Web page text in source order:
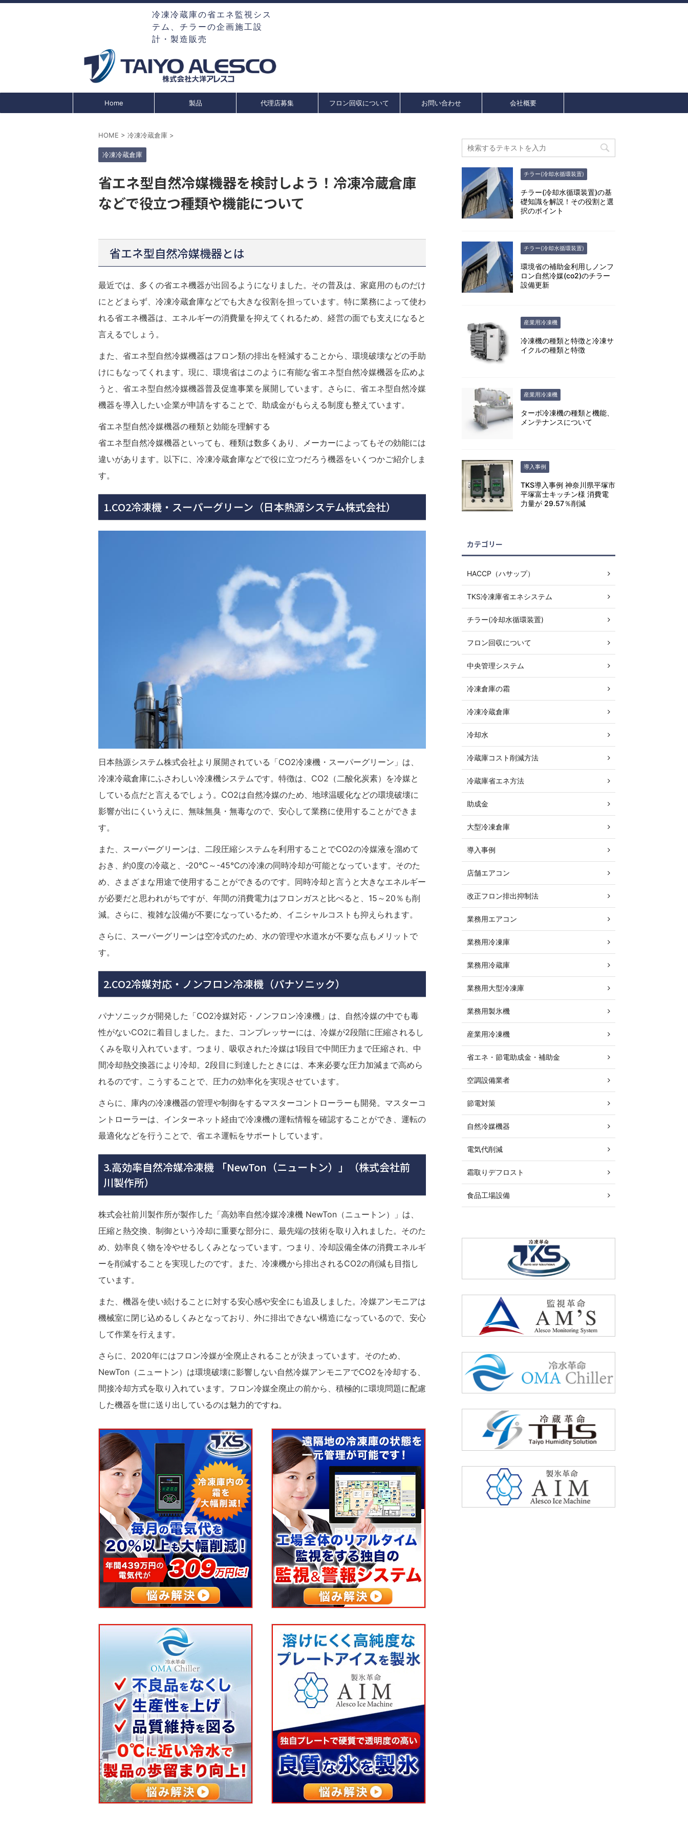
冷凍冷蔵庫の省エネ監視シス
テム、チラーの企画施工設
計・製造販売
Home 製品 代理店募集 フロン回収について お問い合わせ 会社概要
HOME > 冷凍冷蔵倉庫 >
冷凍冷蔵倉庫
省エネ型自然冷媒機器を検討しよう！冷凍冷蔵倉庫
などで役立つ種類や機能について
省エネ型自然冷媒機器とは
最近では、多くの省エネ機器が出回るようになりました。その普及は、家庭用のものだけ
にとどまらず、冷凍冷蔵倉庫などでも大きな役割を担っています。特に業務によって使わ
れる省エネ機器は、エネルギーの消費量を抑えてくれるため、経営の面でも支えになると
言えるでしょう。
また、省エネ型自然冷媒機器はフロン類の排出を軽減することから、環境破壊などの手助
けにもなってくれます。現に、環境省はこのように有能な省エネ型自然冷媒機器を広めよ
うと、省エネ型自然冷媒機器普及促進事業を展開しています。さらに、省エネ型自然冷媒
機器を導入したい企業が申請をすることで、助成金がもらえる制度も整えています。
省エネ型自然冷媒機器の種類と効能を理解する
省エネ型自然冷媒機器といっても、種類は数多くあり、メーカーによってもその効能には
違いがあります。以下に、冷凍冷蔵倉庫などで役に立つだろう機器をいくつかご紹介しま
す。
1.CO2冷凍機・スーパーグリーン（日本熱源システム株式会社）
日本熱源システム株式会社より展開されている「CO2冷凍機・スーパーグリーン」は、
冷凍冷蔵倉庫にふさわしい冷凍機システムです。特徴は、CO2（二酸化炭素）を冷媒と
している点だと言えるでしょう。CO2は自然冷媒のため、地球温暖化などの環境破壊に
影響が出にくいうえに、無味無臭・無毒なので、安心して業務に使用することができま
す。
また、スーパーグリーンは、二段圧縮システムを利用することでCO2の冷媒液を溜めて
おき、約0度の冷蔵と、-20℃～-45℃の冷凍の同時冷却が可能となっています。そのた
め、さまざまな用途で使用することができるのです。同時冷却と言うと大きなエネルギー
が必要だと思われがちですが、年間の消費電力はフロンガスと比べると、15～20％も削
減。さらに、複雑な設備が不要になっているため、イニシャルコストも抑えられます。
さらに、スーパーグリーンは空冷式のため、水の管理や水道水が不要な点もメリットで
す。
2.CO2冷媒対応・ノンフロン冷凍機（パナソニック）
パナソニックが開発した「CO2冷媒対応・ノンフロン冷凍機」は、自然冷媒の中でも毒
性がないCO2に着目しました。また、コンプレッサーには、冷媒が2段階に圧縮されるし
くみを取り入れています。つまり、吸収された冷媒は1段目で中間圧力まで圧縮され、中
間冷却熱交換器により冷却。2段目に到達したときには、本来必要な圧力加減まで高めら
れるのです。こうすることで、圧力の効率化を実現させています。
さらに、庫内の冷凍機器の管理や制御をするマスターコントローラーも開発。マスターコ
ントローラーは、インターネット経由で冷凍機の運転情報を確認することができ、運転の
最適化などを行うことで、省エネ運転をサポートしています。
3.高効率自然冷媒冷凍機 「NewTon（ニュートン）」（株式会社前
川製作所）
株式会社前川製作所が製作した「高効率自然冷媒冷凍機 NewTon（ニュートン）」は、
圧縮と熱交換、制御という冷却に重要な部分に、最先端の技術を取り入れました。そのた
め、効率良く物を冷やせるしくみとなっています。つまり、冷却設備全体の消費エネルギ
ーを削減することを実現したのです。また、冷凍機から排出されるCO2の削減も目指し
ています。
また、機器を使い続けることに対する安心感や安全にも追及しました。冷媒アンモニアは
機械室に閉じ込めるしくみとなっており、外に排出できない構造になっているので、安心
して作業を行えます。
さらに、2020年にはフロン冷媒が全廃止されることが決まっています。そのため、
NewTon（ニュートン）は環境破壊に影響しない自然冷媒アンモニアでCO2を冷却する、
間接冷却方式を取り入れています。フロン冷媒全廃止の前から、積極的に環境問題に配慮
した機器を世に送り出しているのは魅力的ですね。
チラー(冷却水循環装置)
チラー(冷却水循環装置)の基
礎知識を解説！その役割と選
択のポイント
チラー(冷却水循環装置)
環境省の補助金利用しノンフ
ロン自然冷媒(co2)のチラー
設備更新
産業用冷凍機
冷凍機の種類と特徴と冷凍サ
イクルの種類と特徴
産業用冷凍機
ターボ冷凍機の種類と機能、
メンテナンスについて
導入事例
TKS導入事例 神奈川県平塚市
平塚富士キッチン様 消費電
力量が 29.57％削減
カテゴリー
HACCP（ハサップ）
TKS冷凍庫省エネシステム
チラー(冷却水循環装置)
フロン回収について
中央管理システム
冷凍倉庫の霜
冷凍冷蔵倉庫
冷却水
冷蔵庫コスト削減方法
冷蔵庫省エネ方法
助成金
大型冷凍倉庫
導入事例
店舗エアコン
改正フロン排出抑制法
業務用エアコン
業務用冷凍庫
業務用冷蔵庫
業務用大型冷凍庫
業務用製氷機
産業用冷凍機
省エネ・節電助成金・補助金
空調設備業者
節電対策
自然冷媒機器
電気代削減
霜取りデフロスト
食品工場設備